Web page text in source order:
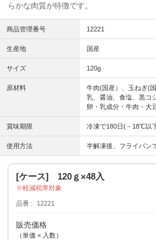
らかな肉質が特徴です。
商品管理番号 12221
生産地 国産
サイズ 120g
原材料
牛肉(国産）、玉ねぎ(
乳、醤油、食塩、黒コ
卵・乳成分・牛肉・大
賞味期限 冷凍で180日(－18℃以
使用方法 半解凍後、フライパン
[ケース] 120ｇ×48入
軽減税率対象
品番 12221
販売価格
（単価 × 入数）